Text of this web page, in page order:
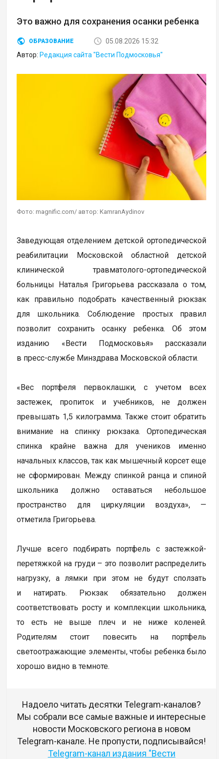
Это важно для сохранения осанки ребенка
ОБРАЗОВАНИЕ
05.08.2026 15:32
Автор: Редакция сайта "Вести Подмосковья"
Фото: magnific.com/ автор: KamranAydinov
Заведующая отделением детской ортопедической
реабилитации Московской областной детской
клинической травматолого-ортопедической
больницы Наталья Григорьева рассказала о том,
как правильно подобрать качественный рюкзак
для школьника. Соблюдение простых правил
позволит сохранить осанку ребенка. Об этом
изданию «Вести Подмосковья» рассказали
в пресс-службе Минздрава Московской области.
«Вес портфеля первоклашки, с учетом всех
застежек, пропиток и учебников, не должен
превышать 1,5 килограмма. Также стоит обратить
внимание на спинку рюкзака. Ортопедическая
спинка крайне важна для учеников именно
начальных классов, так как мышечный корсет еще
не сформирован. Между спинкой ранца и спиной
школьника должно оставаться небольшое
пространство для циркуляции воздуха», —
отметила Григорьева.
Лучше всего подбирать портфель с застежкой-
перетяжкой на груди – это позволит распределить
нагрузку, а лямки при этом не будут сползать
и натирать. Рюкзак обязательно должен
соответствовать росту и комплекции школьника,
то есть не выше плеч и не ниже коленей.
Родителям стоит повесить на портфель
светоотражающие элементы, чтобы ребенка было
хорошо видно в темноте.
Надоело читать десятки Telegram-каналов?
Мы собрали все самые важные и интересные
новости Московского региона в новом
Telegram-канале. Не пропусти, подписывайся!
Telegram-канал издания "Вести